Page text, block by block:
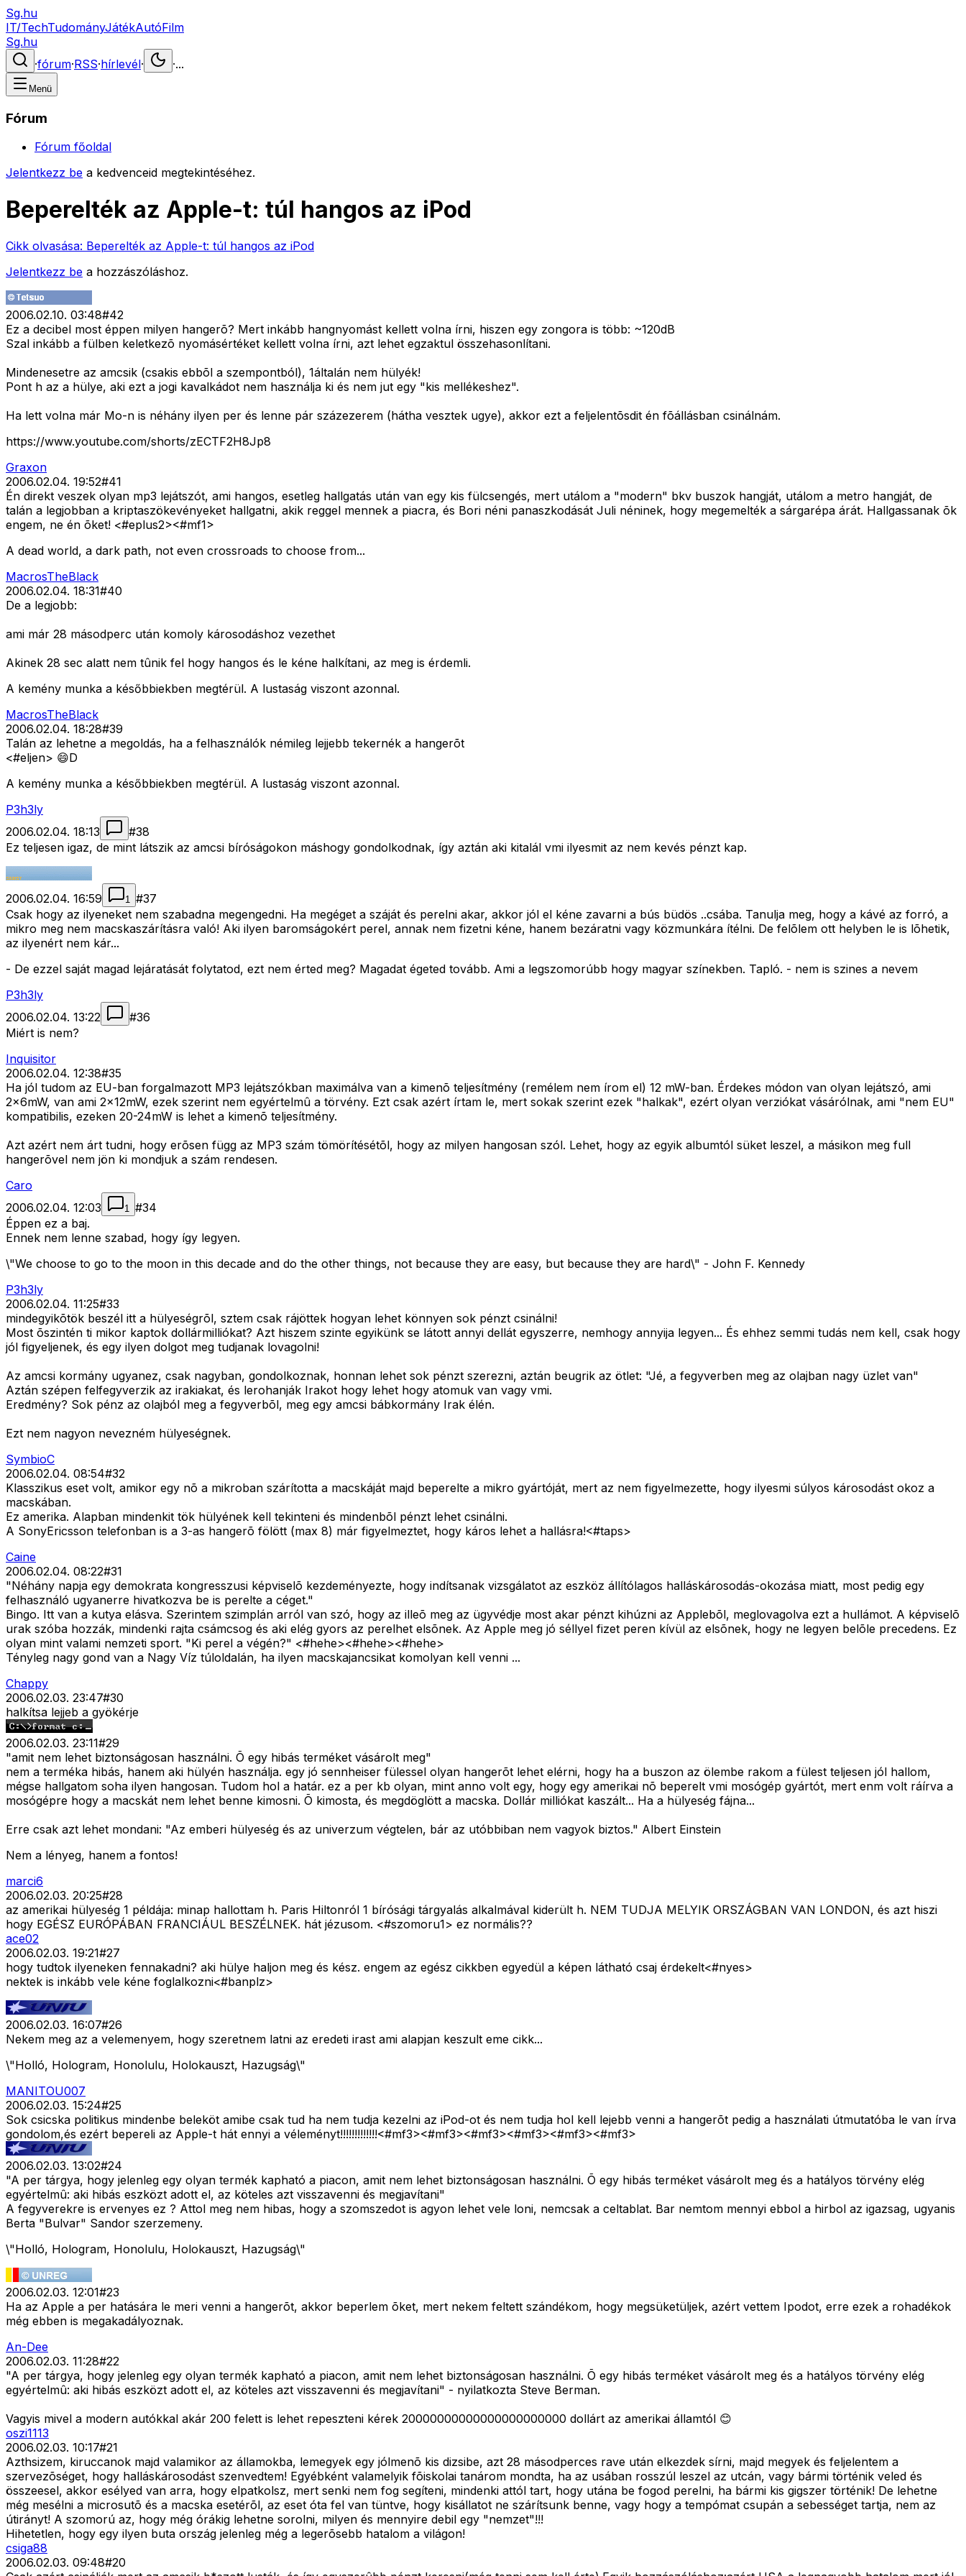
Sg.hu
IT/TechTudományJátékAutóFilm
Sg.hu
·fórum·RSS·hírlevél· ·...
Menü
Fórum
Fórum főoldal
Jelentkezz be a kedvenceid megtekintéséhez.
Beperelték az Apple-t: túl hangos az iPod
Cikk olvasása: Beperelték az Apple-t: túl hangos az iPod
Jelentkezz be a hozzászóláshoz.
2006.02.10. 03:48#42
Ez a decibel most éppen milyen hangerõ? Mert inkább hangnyomást kellett volna írni, hiszen egy zongora is több: ~120dB
Szal inkább a fülben keletkezõ nyomásértéket kellett volna írni, azt lehet egzaktul összehasonlítani.
Mindenesetre az amcsik (csakis ebbõl a szempontból), 1általán nem hülyék!
Pont h az a hülye, aki ezt a jogi kavalkádot nem használja ki és nem jut egy "kis mellékeshez".
Ha lett volna már Mo-n is néhány ilyen per és lenne pár százezerem (hátha vesztek ugye), akkor ezt a feljelentõsdit én fõállásban csinálnám.
https://www.youtube.com/shorts/zECTF2H8Jp8
Graxon
2006.02.04. 19:52#41
Én direkt veszek olyan mp3 lejátszót, ami hangos, esetleg hallgatás után van egy kis fülcsengés, mert utálom a "modern" bkv buszok hangját, utálom a metro hangját, de
talán a legjobban a kriptaszökevényeket hallgatni, akik reggel mennek a piacra, és Bori néni panaszkodását Juli néninek, hogy megemelték a sárgarépa árát. Hallgassanak õk
engem, ne én õket! <#eplus2><#mf1>
A dead world, a dark path, not even crossroads to choose from...
MacrosTheBlack
2006.02.04. 18:31#40
De a legjobb:
ami már 28 másodperc után komoly károsodáshoz vezethet
Akinek 28 sec alatt nem tûnik fel hogy hangos és le kéne halkítani, az meg is érdemli.
A kemény munka a későbbiekben megtérül. A lustaság viszont azonnal.
MacrosTheBlack
2006.02.04. 18:28#39
Talán az lehetne a megoldás, ha a felhasználók némileg lejjebb tekernék a hangerõt
<#eljen> 😄D
A kemény munka a későbbiekben megtérül. A lustaság viszont azonnal.
P3h3ly
2006.02.04. 18:13
#38
Ez teljesen igaz, de mint látszik az amcsi bíróságokon máshogy gondolkodnak, így aztán aki kitalál vmi ilyesmit az nem kevés pénzt kap.
2006.02.04. 16:59 1 #37
Csak hogy az ilyeneket nem szabadna megengedni. Ha megéget a száját és perelni akar, akkor jól el kéne zavarni a bús büdös ..csába. Tanulja meg, hogy a kávé az forró, a
mikro meg nem macskaszárításra való! Aki ilyen baromságokért perel, annak nem fizetni kéne, hanem bezáratni vagy közmunkára ítélni. De felõlem ott helyben le is lõhetik,
az ilyenért nem kár...
- De ezzel saját magad lejáratását folytatod, ezt nem érted meg? Magadat égeted tovább. Ami a legszomorúbb hogy magyar színekben. Tapló. - nem is szines a nevem
P3h3ly
2006.02.04. 13:22
#36
Miért is nem?
Inquisitor
2006.02.04. 12:38#35
Ha jól tudom az EU-ban forgalmazott MP3 lejátszókban maximálva van a kimenõ teljesítmény (remélem nem írom el) 12 mW-ban. Érdekes módon van olyan lejátszó, ami
2x6mW, van ami 2x12mW, ezek szerint nem egyértelmû a törvény. Ezt csak azért írtam le, mert sokak szerint ezek "halkak", ezért olyan verziókat vásárólnak, ami "nem EU"
kompatibilis, ezeken 20-24mW is lehet a kimenõ teljesítmény.
Azt azért nem árt tudni, hogy erõsen függ az MP3 szám tömörítésétõl, hogy az milyen hangosan szól. Lehet, hogy az egyik albumtól süket leszel, a másikon meg full
hangerõvel nem jön ki mondjuk a szám rendesen.
Caro
2006.02.04. 12:03
1 #34
Éppen ez a baj.
Ennek nem lenne szabad, hogy így legyen.
\"We choose to go to the moon in this decade and do the other things, not because they are easy, but because they are hard\" - John F. Kennedy
P3h3ly
2006.02.04. 11:25#33
mindegyikõtök beszél itt a hülyeségrõl, sztem csak rájöttek hogyan lehet könnyen sok pénzt csinálni!
Most õszintén ti mikor kaptok dollármilliókat? Azt hiszem szinte egyikünk se látott annyi dellát egyszerre, nemhogy annyija legyen... És ehhez semmi tudás nem kell, csak hogy
jól figyeljenek, és egy ilyen dolgot meg tudjanak lovagolni!
Az amcsi kormány ugyanez, csak nagyban, gondolkoznak, honnan lehet sok pénzt szerezni, aztán beugrik az ötlet: "Jé, a fegyverben meg az olajban nagy üzlet van"
Aztán szépen felfegyverzik az irakiakat, és lerohanják Irakot hogy lehet hogy atomuk van vagy vmi.
Eredmény? Sok pénz az olajból meg a fegyverbõl, meg egy amcsi bábkormány Irak élén.
Ezt nem nagyon nevezném hülyeségnek.
SymbioC
2006.02.04. 08:54#32
Klasszikus eset volt, amikor egy nõ a mikroban szárította a macskáját majd beperelte a mikro gyártóját, mert az nem figyelmezette, hogy ilyesmi súlyos károsodást okoz a
macskában.
Ez amerika. Alapban mindenkit tök hülyének kell tekinteni és mindenbõl pénzt lehet csinálni.
A SonyEricsson telefonban is a 3-as hangerõ fölött (max 8) már figyelmeztet, hogy káros lehet a hallásra!<#taps>
Caine
2006.02.04. 08:22#31
"Néhány napja egy demokrata kongresszusi képviselõ kezdeményezte, hogy indítsanak vizsgálatot az eszköz állítólagos halláskárosodás-okozása miatt, most pedig egy
felhasználó ugyanerre hivatkozva be is perelte a céget."
Bingo. Itt van a kutya elásva. Szerintem szimplán arról van szó, hogy az illeõ meg az ügyvédje most akar pénzt kihúzni az Applebõl, meglovagolva ezt a hullámot. A képviselõ
urak szóba hozzák, mindenki rajta csámcsog és aki elég gyors az perelhet elsõnek. Az Apple meg jó séllyel fizet peren kívül az elsõnek, hogy ne legyen belõle precedens. Ez
olyan mint valami nemzeti sport. "Ki perel a végén?" <#hehe><#hehe><#hehe>
Tényleg nagy gond van a Nagy Víz túloldalán, ha ilyen macskajancsikat komolyan kell venni ...
Chappy
2006.02.03. 23:47#30
halkítsa lejjeb a gyökérje
2006.02.03. 23:11#29
"amit nem lehet biztonságosan használni. Õ egy hibás terméket vásárolt meg"
nem a terméka hibás, hanem aki hülyén használja. egy jó sennheiser fülessel olyan hangerõt lehet elérni, hogy ha a buszon az ölembe rakom a fülest teljesen jól hallom,
mégse hallgatom soha ilyen hangosan. Tudom hol a határ. ez a per kb olyan, mint anno volt egy, hogy egy amerikai nõ beperelt vmi mosógép gyártót, mert enm volt ráírva a
mosógépre hogy a macskát nem lehet benne kimosni. Õ kimosta, és megdöglött a macska. Dollár milliókat kaszált... Ha a hülyeség fájna...
Erre csak azt lehet mondani: "Az emberi hülyeség és az univerzum végtelen, bár az utóbbiban nem vagyok biztos." Albert Einstein
Nem a lényeg, hanem a fontos!
marci6
2006.02.03. 20:25#28
az amerikai hülyeség 1 példája: minap hallottam h. Paris Hiltonról 1 bírósági tárgyalás alkalmával kiderült h. NEM TUDJA MELYIK ORSZÁGBAN VAN LONDON, és azt hiszi
hogy EGÉSZ EURÓPÁBAN FRANCIÁUL BESZÉLNEK. hát jézusom. <#szomoru1> ez normális??
ace02
2006.02.03. 19:21#27
hogy tudtok ilyeneken fennakadni? aki hülye haljon meg és kész. engem az egész cikkben egyedül a képen látható csaj érdekelt<#nyes>
nektek is inkább vele kéne foglalkozni<#banplz>
2006.02.03. 16:07#26
Nekem meg az a velemenyem, hogy szeretnem latni az eredeti irast ami alapjan keszult eme cikk...
\"Holló, Hologram, Honolulu, Holokauszt, Hazugság\"
MANITOU007
2006.02.03. 15:24#25
Sok csicska politikus mindenbe beleköt amibe csak tud ha nem tudja kezelni az iPod-ot és nem tudja hol kell lejebb venni a hangerõt pedig a használati útmutatóba le van írva
gondolom,és ezért bepereli az Apple-t hát ennyi a véleményt!!!!!!!!!!!!!<#mf3><#mf3><#mf3><#mf3><#mf3><#mf3>
2006.02.03. 13:02#24
"A per tárgya, hogy jelenleg egy olyan termék kapható a piacon, amit nem lehet biztonságosan használni. Õ egy hibás terméket vásárolt meg és a hatályos törvény elég
egyértelmû: aki hibás eszközt adott el, az köteles azt visszavenni és megjavítani"
A fegyverekre is ervenyes ez ? Attol meg nem hibas, hogy a szomszedot is agyon lehet vele loni, nemcsak a celtablat. Bar nemtom mennyi ebbol a hirbol az igazsag, ugyanis
Berta "Bulvar" Sandor szerzemeny.
\"Holló, Hologram, Honolulu, Holokauszt, Hazugság\"
2006.02.03. 12:01#23
Ha az Apple a per hatására le meri venni a hangerõt, akkor beperlem õket, mert nekem feltett szándékom, hogy megsüketüljek, azért vettem Ipodot, erre ezek a rohadékok
még ebben is megakadályoznak.
An-Dee
2006.02.03. 11:28#22
"A per tárgya, hogy jelenleg egy olyan termék kapható a piacon, amit nem lehet biztonságosan használni. Õ egy hibás terméket vásárolt meg és a hatályos törvény elég
egyértelmû: aki hibás eszközt adott el, az köteles azt visszavenni és megjavítani" - nyilatkozta Steve Berman.
Vagyis mivel a modern autókkal akár 200 felett is lehet repeszteni kérek 20000000000000000000000 dollárt az amerikai államtól 😊
oszi1113
2006.02.03. 10:17#21
Azthsizem, kiruccanok majd valamikor az államokba, lemegyek egy jólmenõ kis dizsibe, azt 28 másodperces rave után elkezdek sírni, majd megyek és feljelentem a
szervezõséget, hogy halláskárosodást szenvedtem! Egyébként valamelyik fõiskolai tanárom mondta, ha az usában rosszúl leszel az utcán, vagy bármi történik veled és
összeesel, akkor esélyed van arra, hogy elpatkolsz, mert senki nem fog segíteni, mindenki attól tart, hogy utána be fogod perelni, ha bármi kis gigszer történik! De lehetne
még mesélni a microsutõ és a macska esetérõl, az eset óta fel van tüntve, hogy kisállatot ne szárítsunk benne, vagy hogy a tempómat csupán a sebességet tartja, nem az
útirányt! A szomorú az, hogy még órákig lehetne sorolni, milyen és mennyire debil egy "nemzet"!!!
Hihetetlen, hogy egy ilyen buta ország jelenleg még a legerõsebb hatalom a világon!
csiga88
2006.02.03. 09:48#20